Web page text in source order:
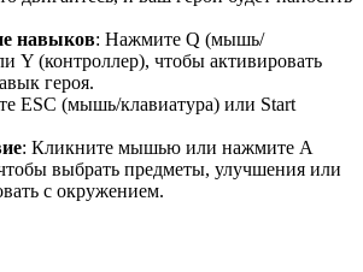
навыков: Нажмите Q (мышь/
Y (контроллер), чтобы активировать
героя.
ESC (мышь/клавиатура) или Start
: Кликните мышью или нажмите A
выбрать предметы, улучшения или
с окружением.